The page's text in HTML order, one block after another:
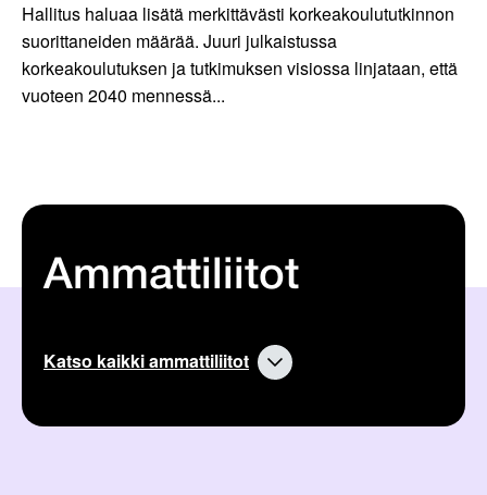
Hallitus haluaa lisätä merkittävästi korkeakoulututkinnon
suorittaneiden määrää. Juuri julkaistussa
korkeakoulutuksen ja tutkimuksen visiossa linjataan, että
vuoteen 2040 mennessä...
Ammattiliitot
Katso kaikki ammattiliitot